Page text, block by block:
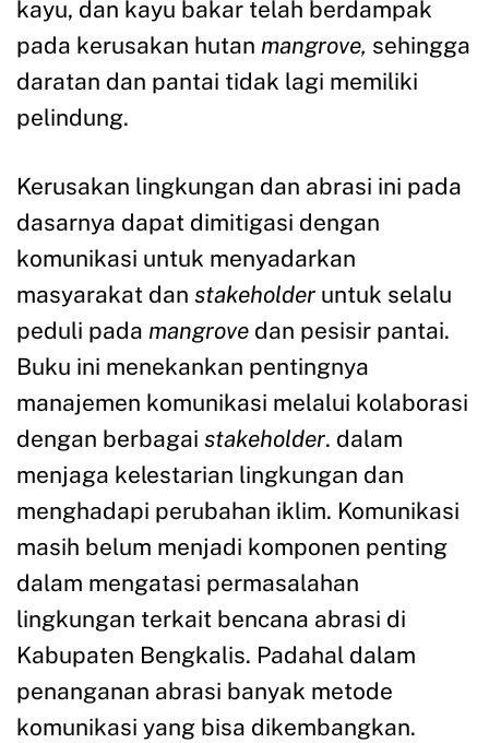
kayu, dan kayu bakar telah berdampak
pada kerusakan hutan mangrove, sehingga
daratan dan pantai tidak lagi memiliki
pelindung.
Kerusakan lingkungan dan abrasi ini pada
dasarnya dapat dimitigasi dengan
komunikasi untuk menyadarkan
masyarakat dan stakeholder untuk selalu
peduli pada mangrove dan pesisir pantai.
Buku ini menekankan pentingnya
manajemen komunikasi melalui kolaborasi
dengan berbagai stakeholder. dalam
menjaga kelestarian lingkungan dan
menghadapi perubahan iklim. Komunikasi
masih belum menjadi komponen penting
dalam mengatasi permasalahan
lingkungan terkait bencana abrasi di
Kabupaten Bengkalis. Padahal dalam
penanganan abrasi banyak metode
komunikasi yang bisa dikembangkan.